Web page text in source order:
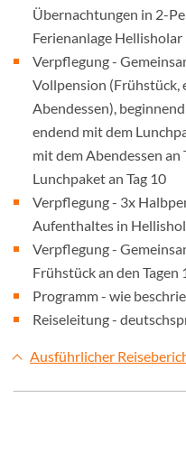
Übernachtungen in 2-
Ferienanlage Hellisholar
Verpflegung -
Vollpension (Frühstück,
Abendessen),
endend mit dem
mit dem Abendessen an
Lunchpaket an Tag 10
Verpflegung - 3x
Aufenthaltes in
Verpflegung -
Frühstück an den Tagen
Programm - wie
Reiseleitung -
Ausführlicher